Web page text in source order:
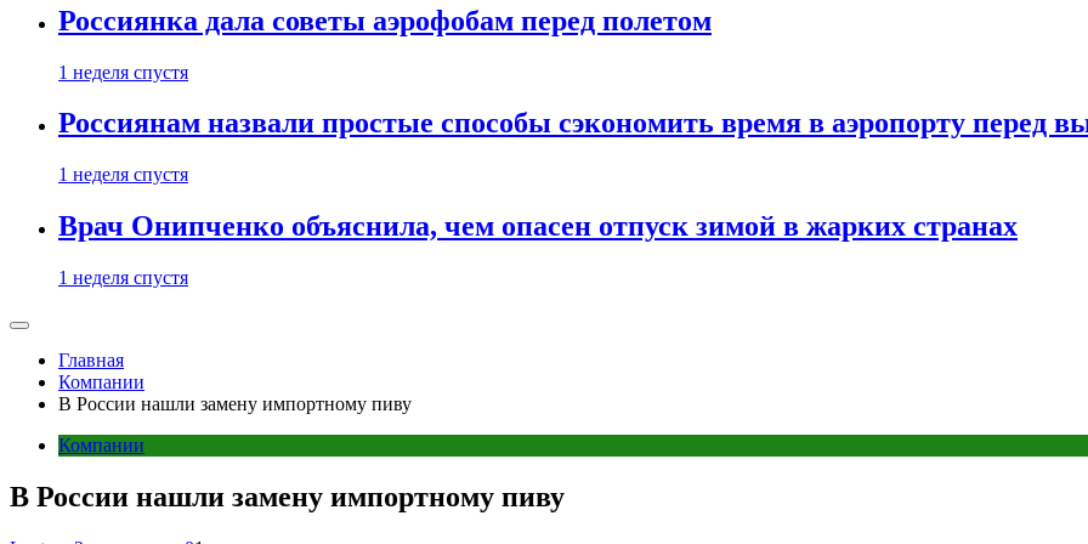
Россиянка дала советы аэрофобам перед полетом
1 неделя спустя
Россиянам назвали простые способы сэкономить время в аэропорту перед
1 неделя спустя
Врач Онипченко объяснила, чем опасен отпуск зимой в жарких странах
1 неделя спустя
Главная
Компании
В России нашли замену импортному пиву
Компании
В России нашли замену импортному пиву